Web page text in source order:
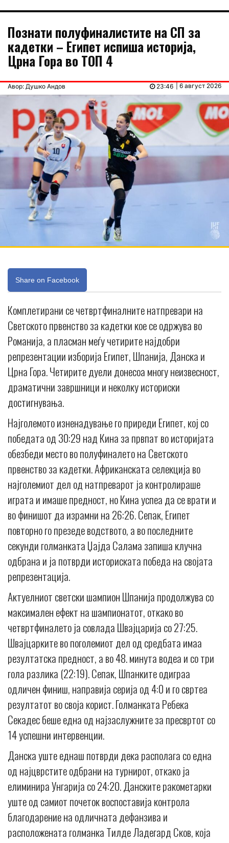
Познати полуфиналистите на СП за
кадетки – Египет испиша историја,
Црна Гора во ТОП 4
Авор: Душко Андов | 6 август 2026
23:46
Share on Facebook
Комплетирани се четвртфиналните натпревари на
Светското првенство за кадетки кое се одржува во
Романија, а пласман меѓу четирите најдобри
репрезентации изборија Египет, Шпанија, Данска и
Црна Гора. Четирите дуели донесоа многу неизвесност,
драматични завршници и неколку историски
достигнувања.
Најголемото изненадување го приреди Египет, кој со
победата од 30:29 над Кина за првпат во историјата
обезбеди место во полуфиналето на Светското
првенство за кадетки. Африканската селекција во
најголемиот дел од натпреварот ја контролираше
играта и имаше предност, но Кина успеа да се врати и
во финишот да израмни на 26:26. Сепак, Египет
повторно го презеде водството, а во последните
секунди голманката Џајда Салама запиша клучна
одбрана и ја потврди историската победа на својата
репрезентација.
Актуелниот светски шампион Шпанија продолжува со
максимален ефект на шампионатот, откако во
четвртфиналето ја совлада Швајцарија со 27:25.
Швајцарките во поголемиот дел од средбата имаа
резултатска предност, а во 48. минута водеа и со три
гола разлика (22:19). Сепак, Шпанките одиграа
одличен финиш, направија серија од 4:0 и го свртеа
резултатот во своја корист. Голманката Ребека
Секадес беше една од најзаслужните за пресвртот со
14 успешни интервенции.
Данска уште еднаш потврди дека располага со една
од најцврстите одбрани на турнирот, откако ја
елиминира Унгарија со 24:20. Данските ракометарки
уште од самиот почеток воспоставија контрола
благодарение на одличната дефанзива и
расположената голманка Тилде Ладегард Сков, која